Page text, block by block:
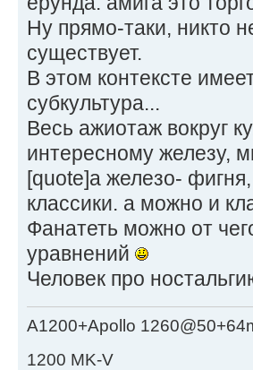
Ну прямо-таки, никто
существует.
В этом контексте
субкультура...
Весь ажиотаж вокруг
интересному железу,
[quote]а железо-
классики. а можно и
Фанатеть можно от
уравнений
Человек про
A1200+Apollo
1200 MK-V